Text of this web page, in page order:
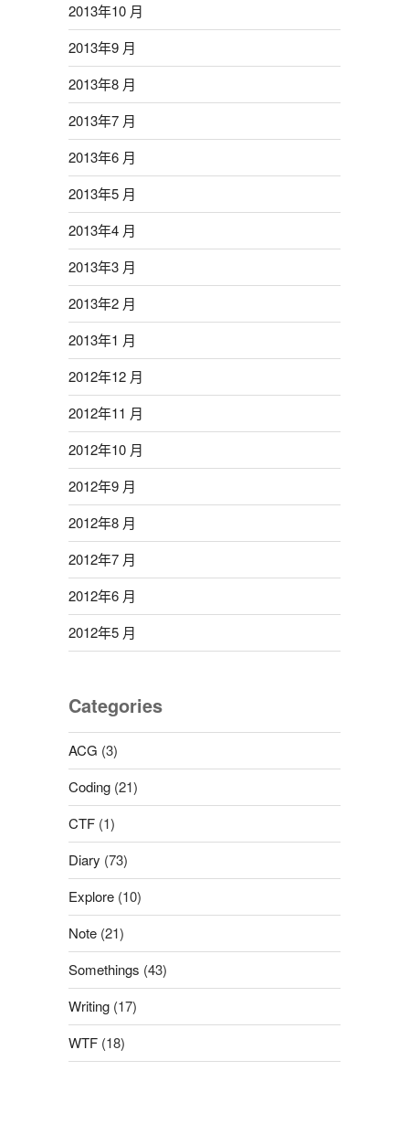
2013年10 月
2013年9 月
2013年8 月
2013年7 月
2013年6 月
2013年5 月
2013年4 月
2013年3 月
2013年2 月
2013年1 月
2012年12 月
2012年11 月
2012年10 月
2012年9 月
2012年8 月
2012年7 月
2012年6 月
2012年5 月
Categories
ACG (3)
Coding(21)
CTF(1)
Diary (73)
Explore(10)
Note(21)
Somethings (43)
Writing(17)
WTF(18)